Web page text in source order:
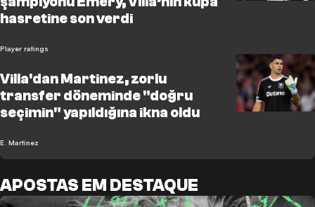
hasretine son verdi
Player ratings
Villa'dan Martinez, zorlu
transfer döneminde "doğru
seçimin" yapıldığına ikna oldu
E. Martinez
APOSTAS EM DESTAQUE